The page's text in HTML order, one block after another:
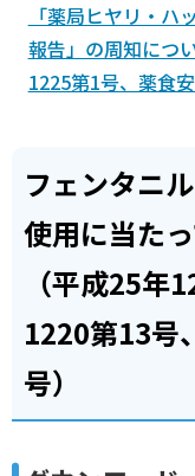
「薬局ヒヤリ・
報告」の周知につ
1225第1号、薬食
フェンタニ
使用に当た
（平成25年
1220第13号
号）